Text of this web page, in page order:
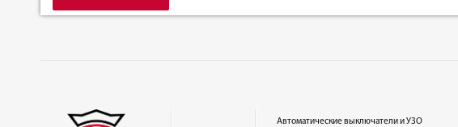
Автоматические выключатели и УЗО